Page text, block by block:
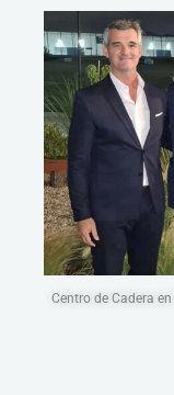
Centro de Cadera